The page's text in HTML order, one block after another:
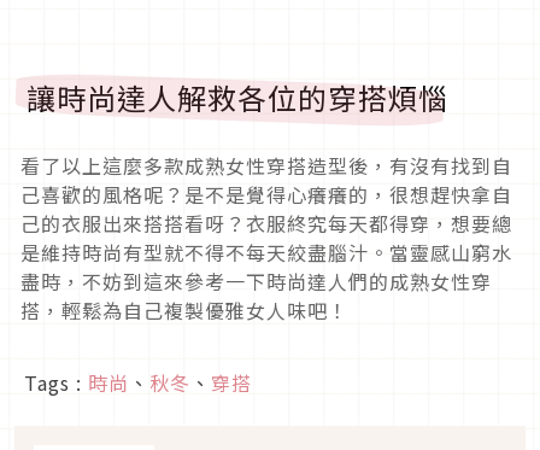
讓時尚達人解救各位的穿搭煩惱
看了以上這麼多款成熟女性穿搭造型後，有沒有找到自
己喜歡的風格呢？是不是覺得心癢癢的，很想趕快拿自
己的衣服出來搭搭看呀？衣服終究每天都得穿，想要總
是維持時尚有型就不得不每天絞盡腦汁。當靈感山窮水
盡時，不妨到這來參考一下時尚達人們的成熟女性穿
搭，輕鬆為自己複製優雅女人味吧！
Tags : 時尚 、 秋冬 、 穿搭